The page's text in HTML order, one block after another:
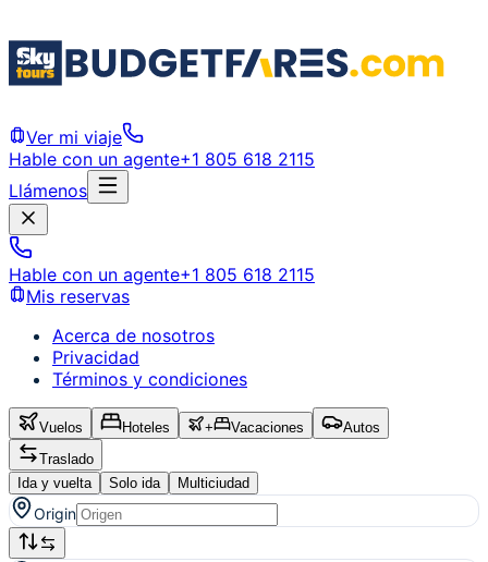
Ver mi viaje
Hable con un agente+1 805 618 2115
Llámenos
Hable con un agente+1 805 618 2115
Mis reservas
Acerca de nosotros
Privacidad
Términos y condiciones
Vuelos Hoteles + Vacaciones
Autos
Traslado
Ida y vuelta
Solo ida Multiciudad
Origin